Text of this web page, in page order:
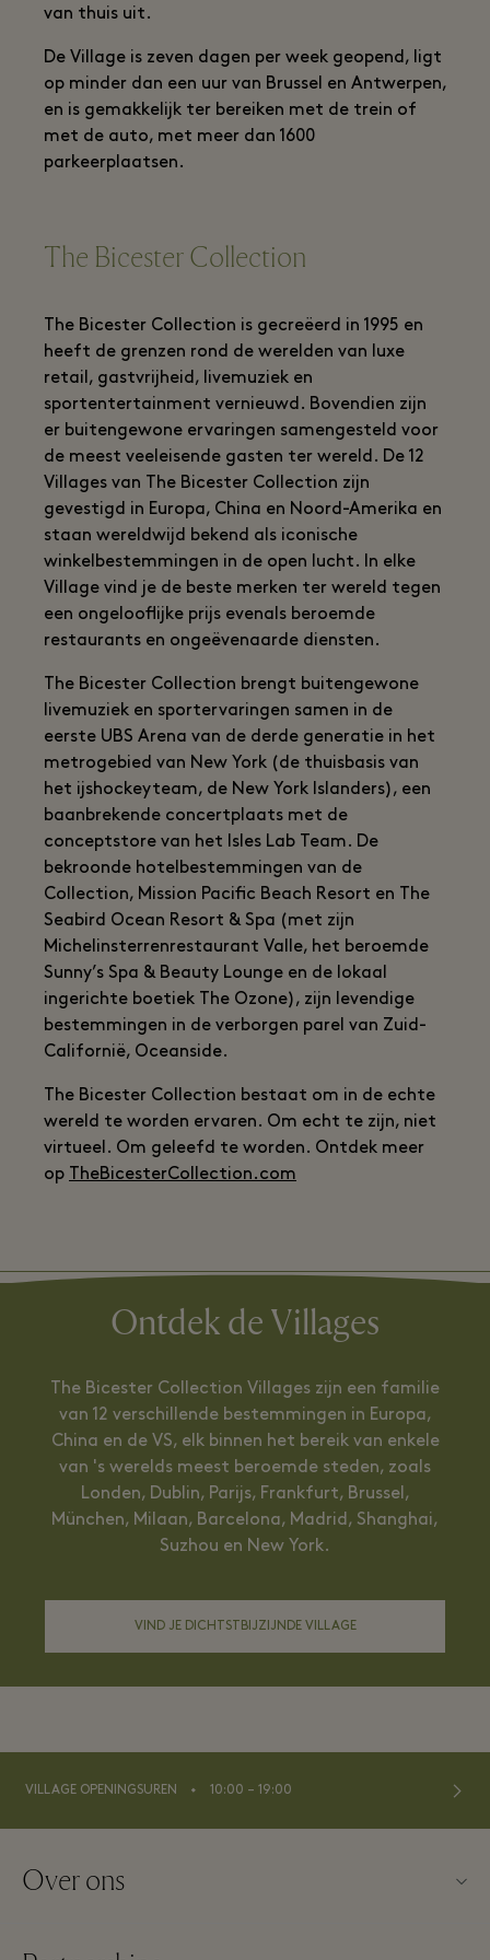
van thuis uit.
De Village is zeven dagen per week geopend, ligt
op minder dan een uur van Brussel en Antwerpen,
en is gemakkelijk ter bereiken met de trein of
met de auto, met meer dan 1600
parkeerplaatsen.
The Bicester Collection
The Bicester Collection is gecreëerd in 1995 en
heeft de grenzen rond de werelden van luxe
retail, gastvrijheid, livemuziek en
sportentertainment vernieuwd. Bovendien zijn
er buitengewone ervaringen samengesteld voor
de meest veeleisende gasten ter wereld. De 12
Villages van The Bicester Collection zijn
gevestigd in Europa, China en Noord-Amerika en
staan wereldwijd bekend als iconische
winkelbestemmingen in de open lucht. In elke
Village vind je de beste merken ter wereld tegen
een ongelooflijke prijs evenals beroemde
restaurants en ongeëvenaarde diensten.
The Bicester Collection brengt buitengewone
livemuziek en sportervaringen samen in de
eerste UBS Arena van de derde generatie in het
metrogebied van New York (de thuisbasis van
het ijshockeyteam, de New York Islanders), een
baanbrekende concertplaats met de
conceptstore van het Isles Lab Team. De
bekroonde hotelbestemmingen van de
Collection, Mission Pacific Beach Resort en The
Seabird Ocean Resort & Spa (met zijn
Michelinsterrenrestaurant Valle, het beroemde
Sunny’s Spa & Beauty Lounge en de lokaal
ingerichte boetiek The Ozone), zijn levendige
bestemmingen in de verborgen parel van Zuid-
Californië, Oceanside.
The Bicester Collection bestaat om in de echte
wereld te worden ervaren. Om echt te zijn, niet
virtueel. Om geleefd te worden. Ontdek meer
op TheBicesterCollection.com
Ontdek de Villages
The Bicester Collection Villages zijn een familie
van 12 verschillende bestemmingen in Europa,
China en de VS, elk binnen het bereik van enkele
van 's werelds meest beroemde steden, zoals
Londen, Dublin, Parijs, Frankfurt, Brussel,
München, Milaan, Barcelona, Madrid, Shanghai,
Suzhou en New York.
VIND JE DICHTSTBIJZIJNDE VILLAGE
VILLAGE OPENINGSUREN ⬩ 10:00 – 19:00
Over ons